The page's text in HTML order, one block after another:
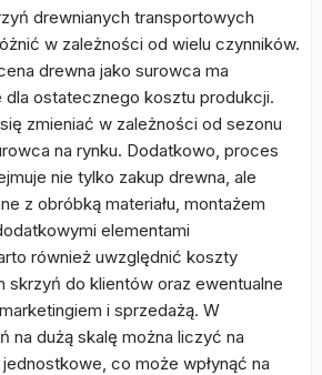
drewnianych transportowych
w zależności od wielu czynników.
drewna jako surowca ma
ostatecznego kosztu produkcji.
zmieniać w zależności od sezonu
na rynku. Dodatkowo, proces
nie tylko zakup drewna, ale
z obróbką materiału, montażem
elementami
również uwzględnić koszty
skrzyń do klientów oraz ewentualne
i sprzedażą. W
na dużą skalę można liczyć na
co może wpłynąć na